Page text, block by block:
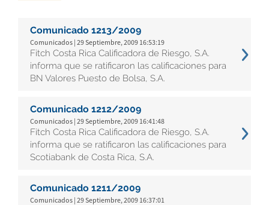
Comunicado 1213/2009
Comunicados | 29 Septiembre, 2009 16:53:19
Fitch Costa Rica Calificadora de Riesgo, S.A.
informa que se ratificaron las calificaciones para
BN Valores Puesto de Bolsa, S.A.
Comunicado 1212/2009
Comunicados | 29 Septiembre, 2009 16:41:48
Fitch Costa Rica Calificadora de Riesgo, S.A.
informa que se ratificaron las calificaciones para
Scotiabank de Costa Rica, S.A.
Comunicado 1211/2009
Comunicados | 29 Septiembre, 2009 16:37:01